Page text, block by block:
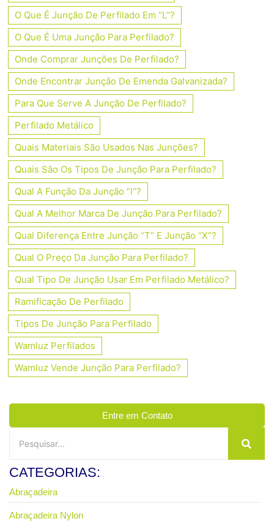
O Que É Junção De Perfilado Em “L”?
O Que É Uma Junção Para Perfilado?
Onde Comprar Junções De Perfilado?
Onde Encontrar Junção De Emenda Galvanizada?
Para Que Serve A Junção De Perfilado?
Perfilado Metálico
Quais Materiais São Usados Nas Junções?
Quais São Os Tipos De Junção Para Perfilado?
Qual A Função Da Junção “I”?
Qual A Melhor Marca De Junção Para Perfilado?
Qual Diferença Entre Junção “T” E Junção “X”?
Qual O Preço Da Junção Para Perfilado?
Qual Tipo De Junção Usar Em Perfilado Metálico?
Ramificação De Perfilado
Tipos De Junção Para Perfilado
Wamluz Perfilados
Wamluz Vende Junção Para Perfilado?
Entre em Contato
CATEGORIAS:
Abraçadeira
Abraçadeira Nylon